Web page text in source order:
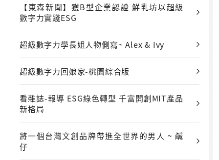
【東森新聞】獲B型企業認證 鮮乳坊以超級
數字力實踐ESG
超級數字力學長姐人物側寫~ Alex & Ivy
超級數字力回娘家-桃園綜合版
看雜誌-報導 ESG綠色轉型 千富開創MIT產品
新格局
將一個台灣文創品牌帶進全世界的男人 ~ 鹹
仔